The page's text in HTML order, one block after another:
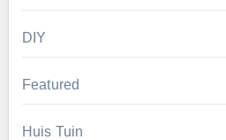
DIY
Featured
Huis Tuin